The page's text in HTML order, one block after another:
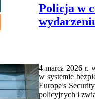
Policja w
4 marca 2026 r.
w systemie
Europe’s
policyjnych i